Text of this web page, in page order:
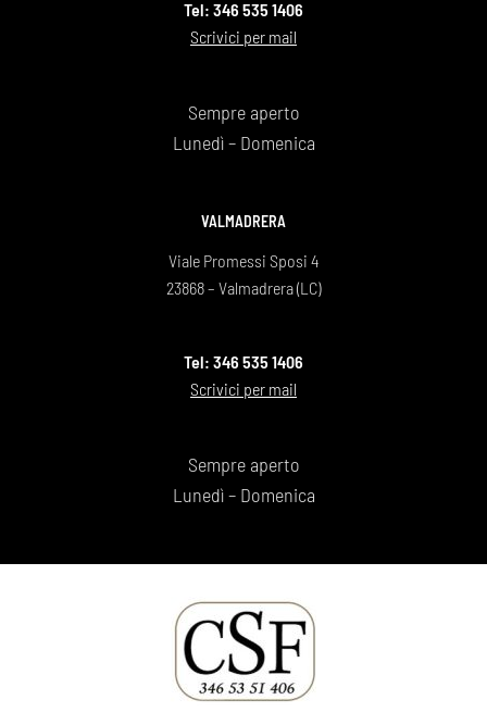
Tel: 346 535 1406
Scrivici per mail
Sempre aperto
Lunedì – Domenica
VALMADRERA
Viale Promessi Sposi 4
23868 – Valmadrera (LC)
Tel: 346 535 1406
Scrivici per mail
Sempre aperto
Lunedì – Domenica